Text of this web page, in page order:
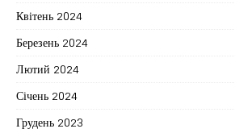
Квітень 2024
Березень 2024
Лютий 2024
Січень 2024
Грудень 2023